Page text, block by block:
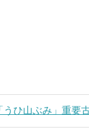
うひ山ぶみ」重要